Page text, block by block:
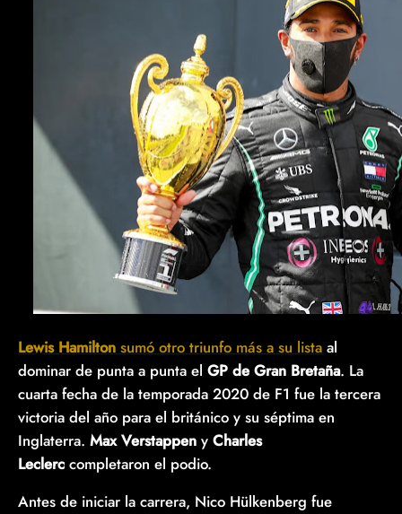
Lewis Hamilton sumó otro triunfo más a su lista al
dominar de punta a punta el GP de Gran Bretaña. La
cuarta fecha de la temporada 2020 de F1 fue la tercera
victoria del año para el británico y su séptima en
Inglaterra. Max Verstappen y Charles
Leclerc completaron el podio.
Antes de iniciar la carrera, Nico Hülkenberg fue